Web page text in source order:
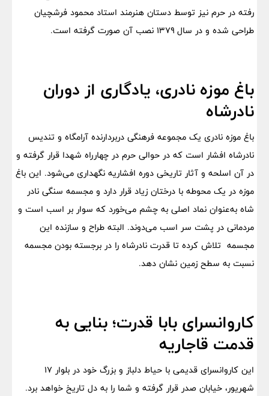
رفته در حرم نیز توسط دستان هنرمند استاد محمود فرشچیان
طراحی شده و در سال ۱۳۷۹ نصب آن صورت گرفته است.
باغ موزه نادری، یادگاری از دوران
نادرشاه
باغ موزه نادری یک مجموعه فرهنگی دربردارنده آرامگاه و تندیس
نادرشاه افشار است که در حوالی حرم در چهارراه شهدا قرار گرفته و
در آن اسلحه و آثار تاریخی دوره افشاریه نگهداری می‌شود. این باغ
موزه در یک محوطه با درختان زیاد قرار دارد و مجسمه سنگی نادر
شاه به‌عنوان نماد اصلی به چشم می‌خورد که سوار بر اسب است و
مردمانی در پشت سر اسب می‌دوند. البته طراح و سازنده این
مجسمه تلاش کرده تا قدرت نادرشاه را در برجسته بودن مجسمه
نسبت به سطح زمین نشان دهد.
کاروانسرای بابا قدرت؛ بنایی به
قدمت قاجاریه
این کاروانسرای قدیمی با حیاط دلباز و بزرگ خود در بلوار 17
شهریور، خیابان صدر قرار گرفته و شما را به دل تاریخ خواهد برد.